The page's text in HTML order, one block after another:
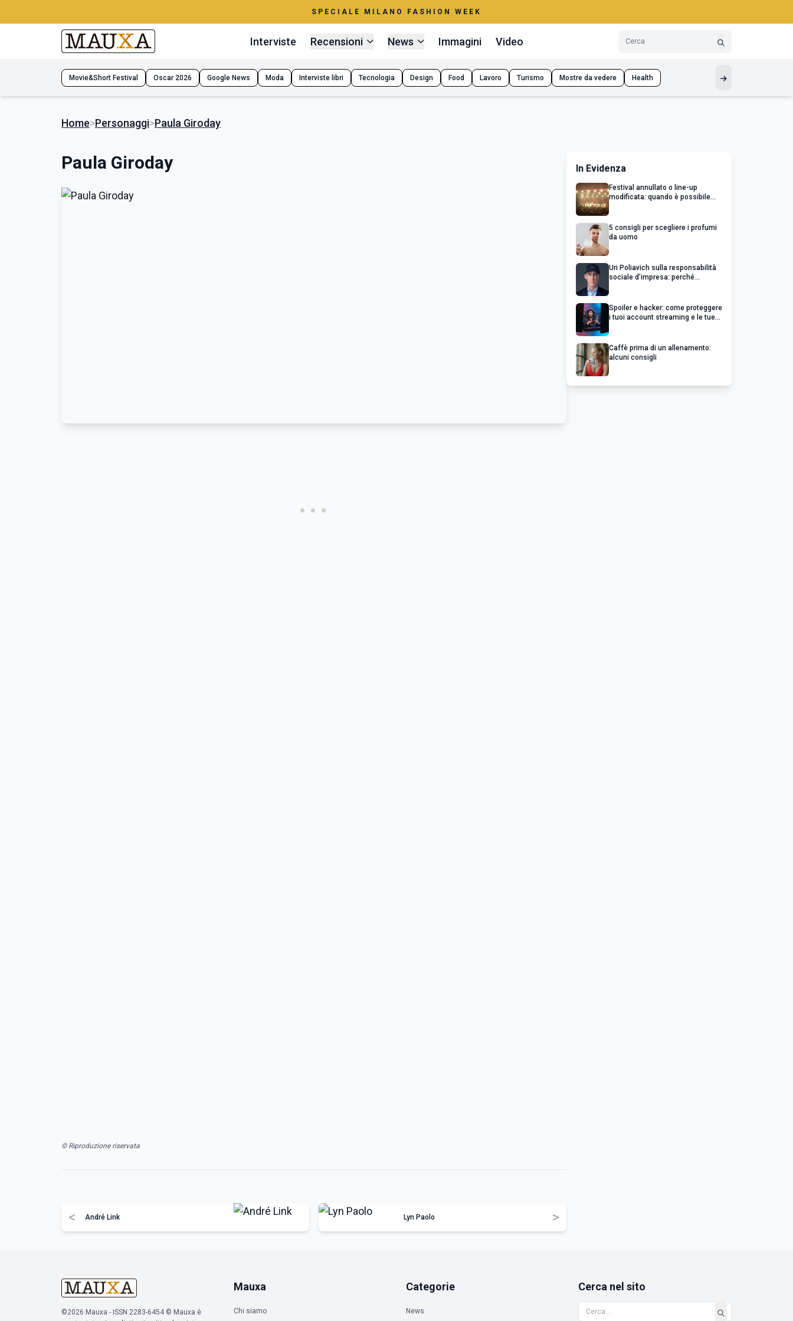
SPECIALE MILANO FASHION WEEK
Interviste Recensioni News Immagini Video
Movie&Short Festival Oscar 2026 Google News Moda Interviste libri Tecnologia Design Food Lavoro Turismo Mostre da vedere Health
Home>Personaggi>Paula Giroday
Paula Giroday
© Riproduzione riservata
< André Link Lyn Paolo >
In Evidenza
Festival annullato o line-up
modificata: quando è possibile
5 consigli per scegliere i profumi
da uomo
Uri Poliavich sulla responsabilità
sociale d’impresa: perché
Spoiler e hacker: come proteggere
i tuoi account streaming e le tue
Caffè prima di un allenamento:
alcuni consigli
©2026 Mauxa - ISSN 2283-6454 © Mauxa è
Mauxa
Chi siamo
Categorie
News
Cerca nel sito